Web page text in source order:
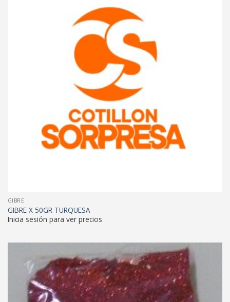
GIBRE
GIBRE X 50GR TURQUESA
Inicia sesión para ver precios